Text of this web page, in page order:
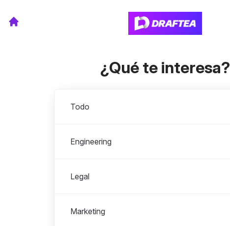
¿Qué te interesa?
Todo
Engineering
Legal
Marketing